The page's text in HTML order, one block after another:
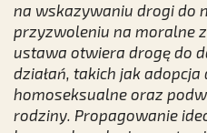
na wskazywaniu drogi do
przyzwoleniu na moralne
ustawa otwiera drogę do
działań, takich jak
homoseksualne oraz
rodziny. Propagowanie